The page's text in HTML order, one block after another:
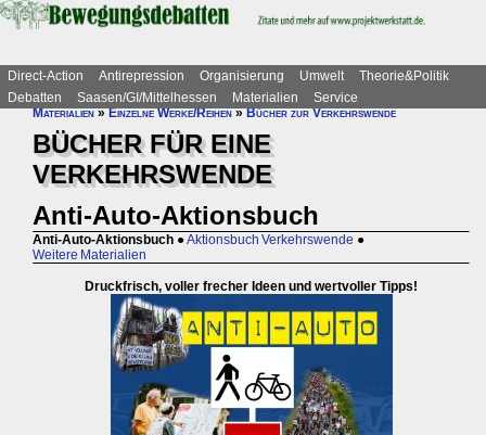
Direct-Action Antirepression Organisierung Umwelt
Theorie&Politik
Debatten
Saasen/GI/Mittelhessen Materialien
Service
Materialien»Einzelne Werke/Reihen»Bücher zur Verkehrswende
BÜCHER FÜR EINE
VERKEHRSWENDE
Anti-Auto-Aktionsbuch
Anti-Auto-Aktionsbuch ●Aktionsbuch Verkehrswende ●
Weitere Materialien
Druckfrisch, voller frecher Ideen und wertvoller Tipps!